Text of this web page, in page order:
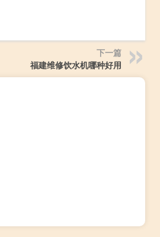
下一篇
福建维修饮水机哪种好用